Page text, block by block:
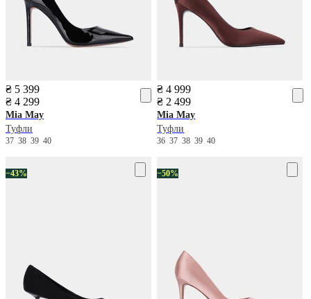
₴ 5 399
₴ 4 299
Mia May
Туфли
37 38 39 40
₴ 4 999
₴ 2 499
Mia May
Туфли
3637383940
−43% −50%